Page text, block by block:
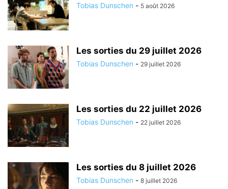
Tobias Dunschen - 5 août 2026
Les sorties du 29 juillet 2026
Tobias Dunschen - 29 juillet 2026
Les sorties du 22 juillet 2026
Tobias Dunschen - 22 juillet 2026
Les sorties du 8 juillet 2026
Tobias Dunschen - 8 juillet 2026